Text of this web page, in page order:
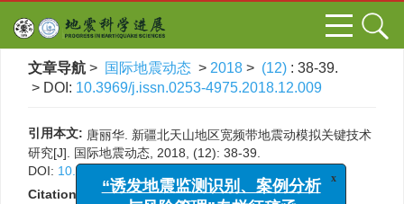
文章导航 > 国际地震动态 > 2018 > (12) : 38-39.
> DOI: 10.3969/j.issn.0253-4975.2018.12.009
引用本文: 唐丽华. 新疆北天山地区宽频带地震动模拟关键技术
研究[J]. 国际地震动态, 2018, (12): 38-39.
DOI: 10.3969/j.issn.0253-4975.2018.12.009
Citation:
Lihua Tang. Research on key issues in
x
“诱发地震监测识别、案例分析